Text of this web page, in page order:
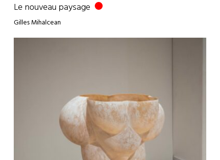
Le nouveau paysage
Gilles Mihalcean